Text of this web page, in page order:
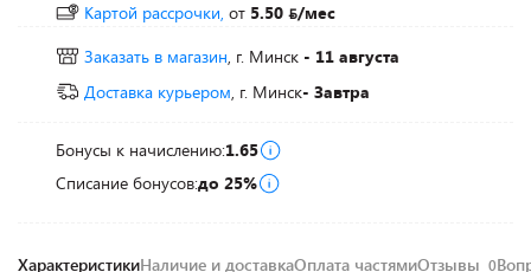
Картой рассрочки, от 5.50
/мес
Заказать в магазин, г. Минск - 11 августа
Доставка курьером, г. Минск- Завтра
Бонусы к начислению:1.65
Списание бонусов:до 25%
ХарактеристикиНаличие и доставкаОплата частямиОтзывы 0